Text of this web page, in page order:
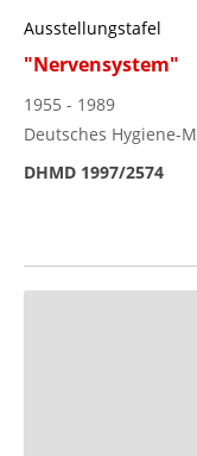
Ausstellungstafel
"Nervensystem"
1955 - 1989
Deutsches Hygiene-
DHMD 1997/2574